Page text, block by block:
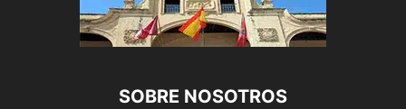
SOBRE NOSOTROS